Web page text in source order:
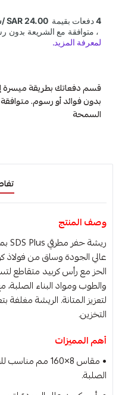
بدون فوائد أو رسوم.
السمحة
وصف المنتج
عالي الجودة وساق من فولاذ
الحز مع رأس كربيد متقاطع
والطوب ومواد البناء
لتعزيز المتانة. الريشة
التخزين.
أهم المميزات
• مقاس 8×160
الصلبة.